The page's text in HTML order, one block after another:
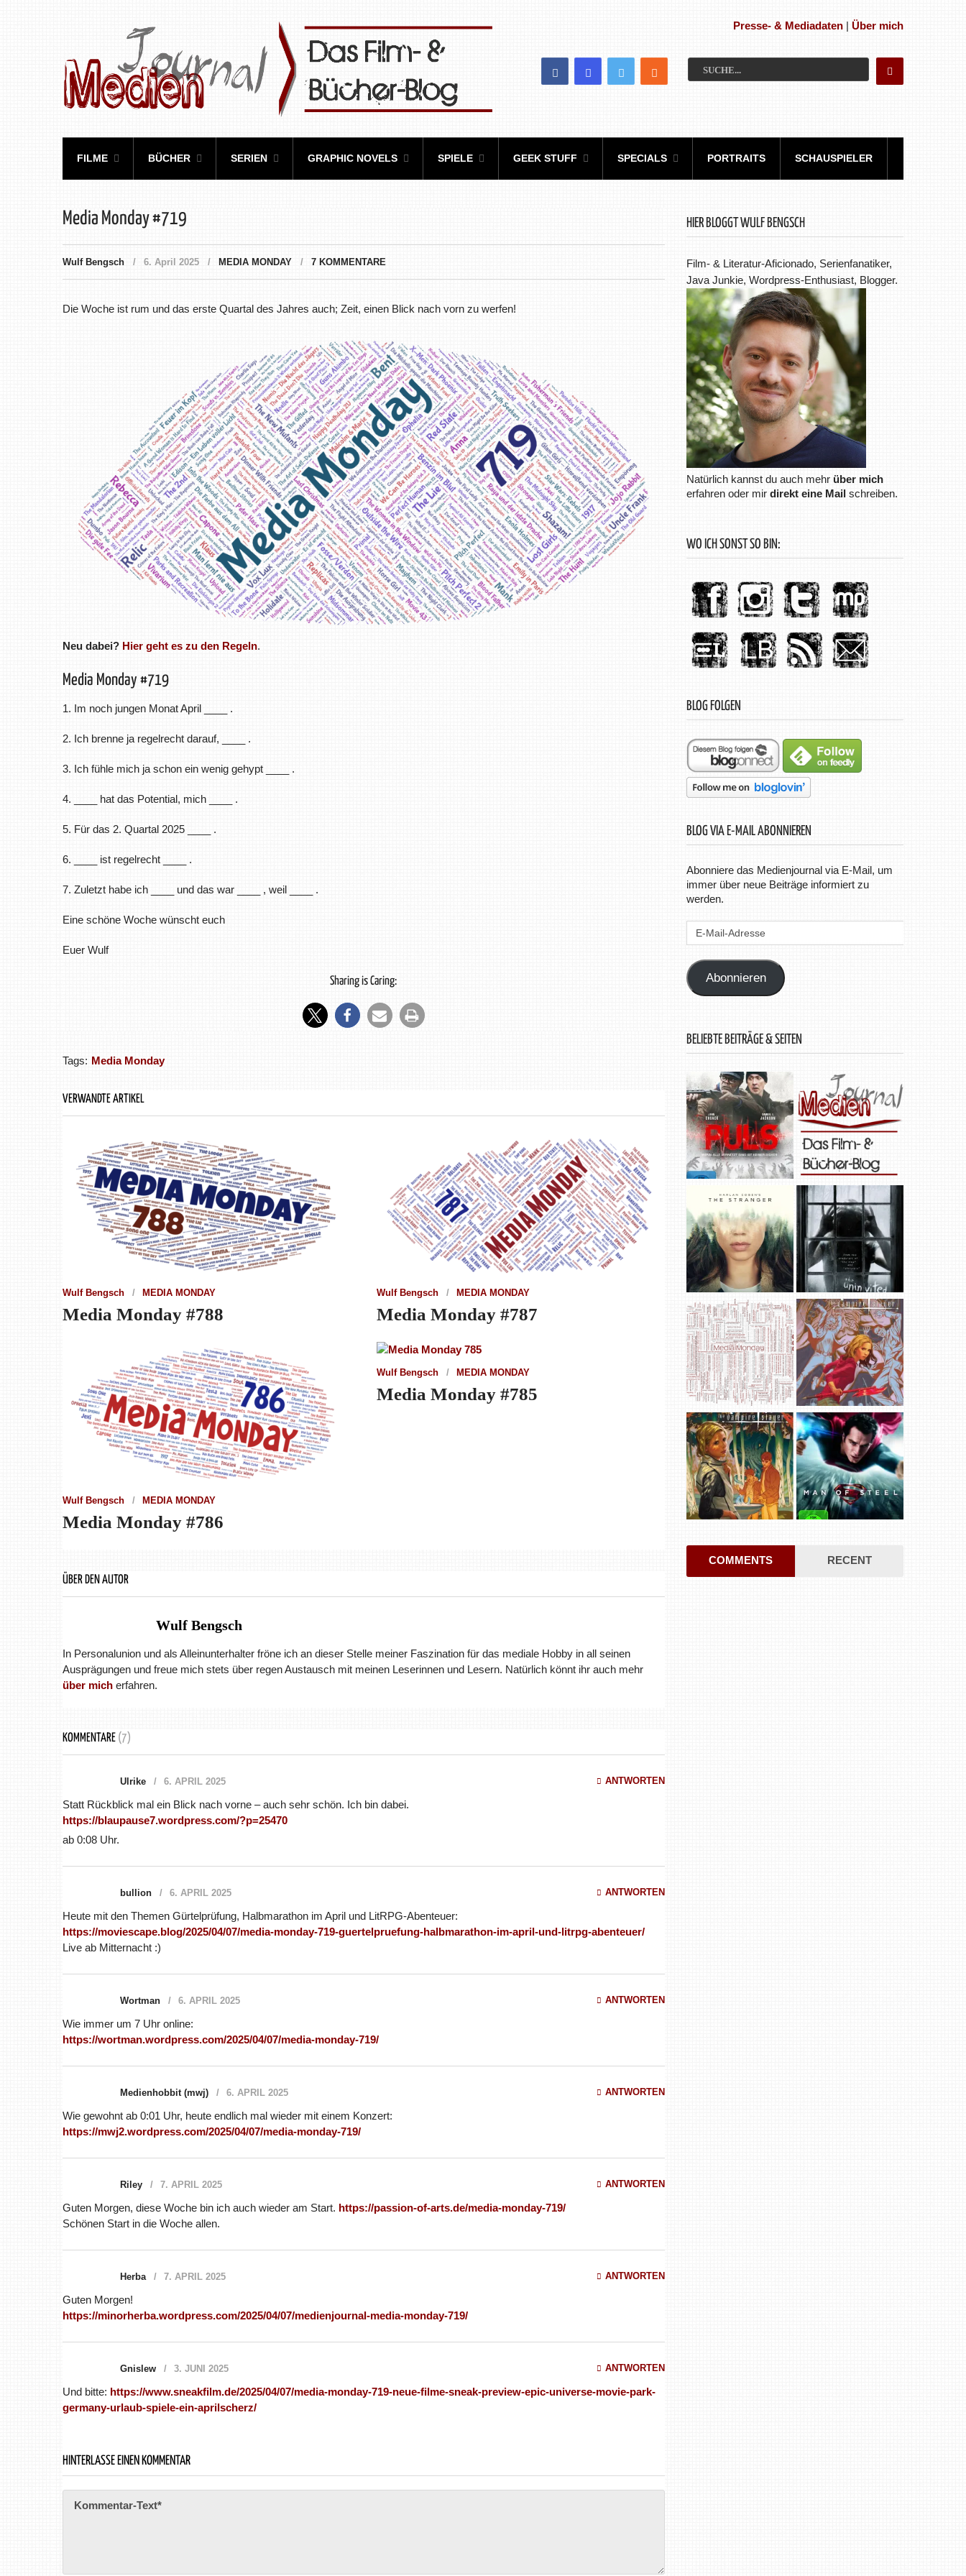
Presse- & Mediadaten | Über mich
FILME BÜCHER SERIEN GRAPHIC NOVELS SPIELE GEEK STUFF SPECIALS PORTRAITS SCHAUSPIELER
Media Monday #719
Wulf Bengsch 6. April 2025 MEDIA MONDAY 7 KOMMENTARE
Die Woche ist rum und das erste Quartal des Jahres auch; Zeit, einen Blick nach vorn zu werfen!
Neu dabei? Hier geht es zu den Regeln.
Media Monday #719
1. Im noch jungen Monat April ____ .
2. Ich brenne ja regelrecht darauf, ____ .
3. Ich fühle mich ja schon ein wenig gehypt ____ .
4. ____ hat das Potential, mich ____ .
5. Für das 2. Quartal 2025 ____ .
6. ____ ist regelrecht ____ .
7. Zuletzt habe ich ____ und das war ____ , weil ____ .
Eine schöne Woche wünscht euch
Euer Wulf
Sharing is Caring:
Tags: Media Monday
VERWANDTE ARTIKEL
Wulf Bengsch MEDIA MONDAY
Media Monday #788
Wulf Bengsch MEDIA MONDAY
Media Monday #787
Wulf Bengsch MEDIA MONDAY
Media Monday #786
Wulf Bengsch MEDIA MONDAY
Media Monday #785
ÜBER DEN AUTOR
Wulf Bengsch
In Personalunion und als Alleinunterhalter fröne ich an dieser Stelle meiner Faszination für das mediale Hobby in all seinen
Ausprägungen und freue mich stets über regen Austausch mit meinen Leserinnen und Lesern. Natürlich könnt ihr auch mehr
über mich erfahren.
KOMMENTARE (7)
Ulrike 6. APRIL 2025 ANTWORTEN
Statt Rückblick mal ein Blick nach vorne – auch sehr schön. Ich bin dabei.
https://blaupause7.wordpress.com/?p=25470
ab 0:08 Uhr.
bullion 6. APRIL 2025 ANTWORTEN
Heute mit den Themen Gürtelprüfung, Halbmarathon im April und LitRPG-Abenteuer:
https://moviescape.blog/2025/04/07/media-monday-719-guertelpruefung-halbmarathon-im-april-und-litrpg-abenteuer/
Live ab Mitternacht :)
Wortman 6. APRIL 2025 ANTWORTEN
Wie immer um 7 Uhr online:
https://wortman.wordpress.com/2025/04/07/media-monday-719/
Medienhobbit (mwj) 6. APRIL 2025 ANTWORTEN
Wie gewohnt ab 0:01 Uhr, heute endlich mal wieder mit einem Konzert:
https://mwj2.wordpress.com/2025/04/07/media-monday-719/
Riley 7. APRIL 2025 ANTWORTEN
Guten Morgen, diese Woche bin ich auch wieder am Start. https://passion-of-arts.de/media-monday-719/
Schönen Start in die Woche allen.
Herba 7. APRIL 2025 ANTWORTEN
Guten Morgen!
https://minorherba.wordpress.com/2025/04/07/medienjournal-media-monday-719/
Gnislew 3. JUNI 2025 ANTWORTEN
Und bitte: https://www.sneakfilm.de/2025/04/07/media-monday-719-neue-filme-sneak-preview-epic-universe-movie-park-
germany-urlaub-spiele-ein-aprilscherz/
HINTERLASSE EINEN KOMMENTAR
HIER BLOGGT WULF BENGSCH
Film- & Literatur-Aficionado, Serienfanatiker,
Java Junkie, Wordpress-Enthusiast, Blogger.
Natürlich kannst du auch mehr über mich
erfahren oder mirdirekt eine Mail schreiben.
WO ICH SONST SO BIN:
BLOG FOLGEN
BLOG VIA E-MAIL ABONNIEREN
Abonniere das Medienjournal via E-Mail, um
immer über neue Beiträge informiert zu
werden.
E-
Abonnieren
BELIEBTE BEITRÄGE & SEITEN
COMMENTS RECENT